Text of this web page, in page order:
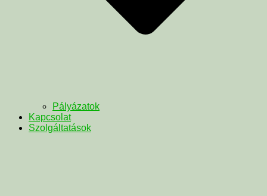
Pályázatok
Kapcsolat
Szolgáltatások